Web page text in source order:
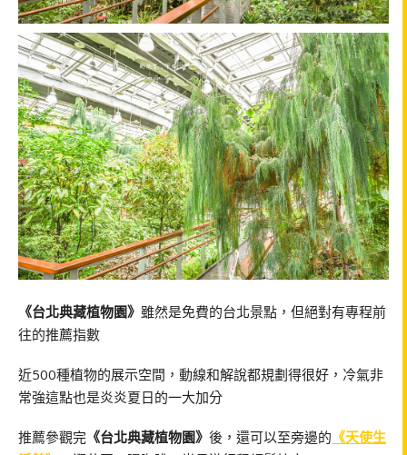
《台北典藏植物園》 雖然是免費的台北景點，但絕對有專程前
往的推薦指數
近500種植物的展示空間，動線和解說都規劃得很好，冷氣非
常強這點也是炎炎夏日的一大加分
推薦參觀完 《台北典藏植物園》 後，還可以至旁邊的 《天使生